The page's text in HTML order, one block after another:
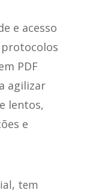
e acesso
PDF
agilizar
lentos,
e
tem